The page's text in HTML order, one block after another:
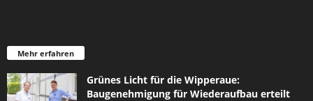
Mehr erfahren
Grünes Licht für die Wipperaue:
Baugenehmigung für Wiederaufbau erteilt